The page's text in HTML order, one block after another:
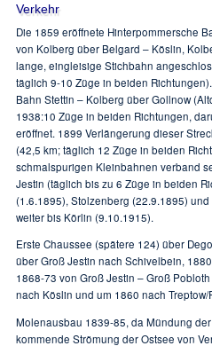
Verkehr
Die 1859 eröffnete Hinterpommersche
von Kolberg über Belgard – Köslin,
lange, eingleisige Stichbahn
täglich 9-10 Züge in beiden
Bahn Stettin – Kolberg über Gollnow
1938:10 Züge in beiden Richtungen,
eröffnet. 1899 Verlängerung dieser
(42,5 km; täglich 12 Züge in beiden
schmalspurigen Kleinbahnen verband
Jestin (täglich bis zu 6 Züge in beiden
(1.6.1895), Stolzenberg (22.9.1895)
weiter bis Körlin (9.10.1915).
Erste Chaussee (spätere 124) über
über Groß Jestin nach Schivelbein,
1868-73 von Groß Jestin – Groß
nach Köslin und um 1860 nach
Molenausbau 1839-85, da Mündung
kommende Strömung der Ostsee von